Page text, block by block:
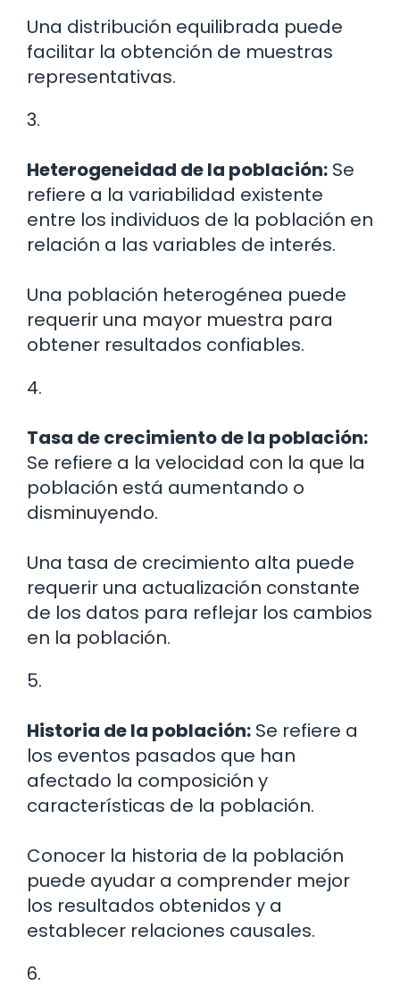
Una distribución equilibrada puede
facilitar la obtención de muestras
representativas.
3.
Heterogeneidad de la población: Se
refiere a la variabilidad existente
entre los individuos de la población en
relación a las variables de interés.
Una población heterogénea puede
requerir una mayor muestra para
obtener resultados confiables.
4.
Tasa de crecimiento de la población:
Se refiere a la velocidad con la que la
población está aumentando o
disminuyendo.
Una tasa de crecimiento alta puede
requerir una actualización constante
de los datos para reflejar los cambios
en la población.
5.
Historia de la población: Se refiere a
los eventos pasados que han
afectado la composición y
características de la población.
Conocer la historia de la población
puede ayudar a comprender mejor
los resultados obtenidos y a
establecer relaciones causales.
6.